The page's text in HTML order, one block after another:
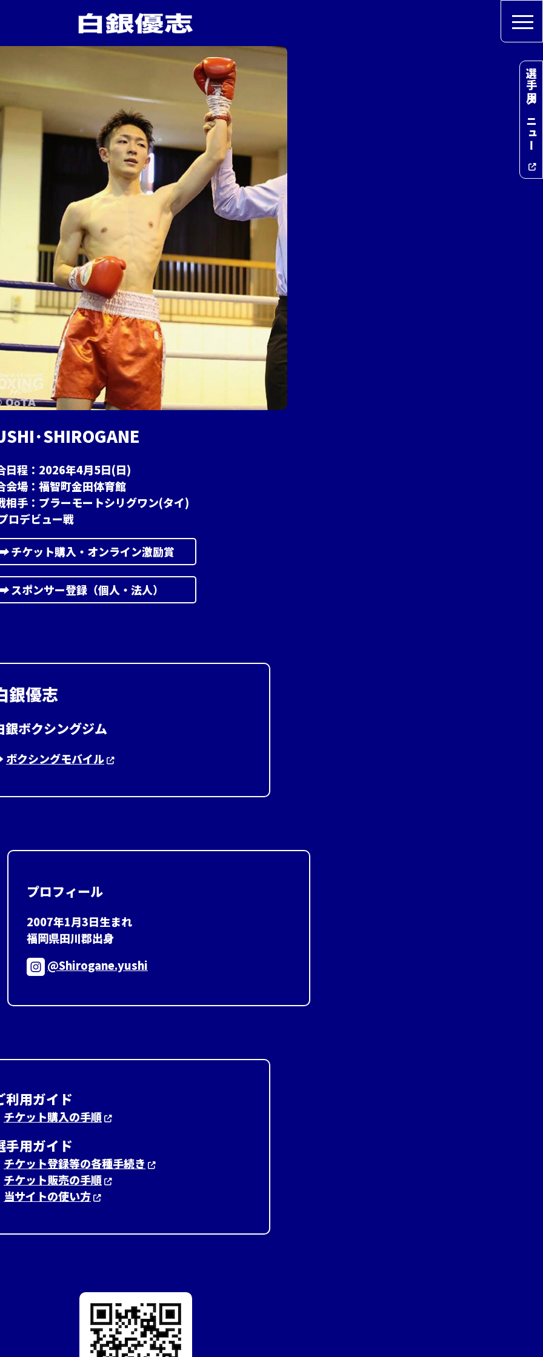
SHI･SHIROGANE
日程：2026年4月5日(日)
会場：福智町金田体育館
相手：プラーモートシリグワン(タイ)
ロデビュー戦
チケット購入・オンライン激励賞
スポンサー登録（個人・法人）
選手用メニュー
銀優志
銀ボクシングジム
ボクシングモバイル
プロフィール
2007年1月3日生まれ
福岡県田川郡出身
@Shirogane.yushi
利用ガイド
チケット購入の手順
手用ガイド
チケット登録等の各種手続き
チケット販売の手順
当サイトの使い方